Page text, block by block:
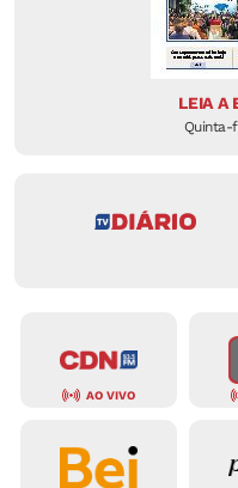
LEIA A
Quinta-
AO VIVO